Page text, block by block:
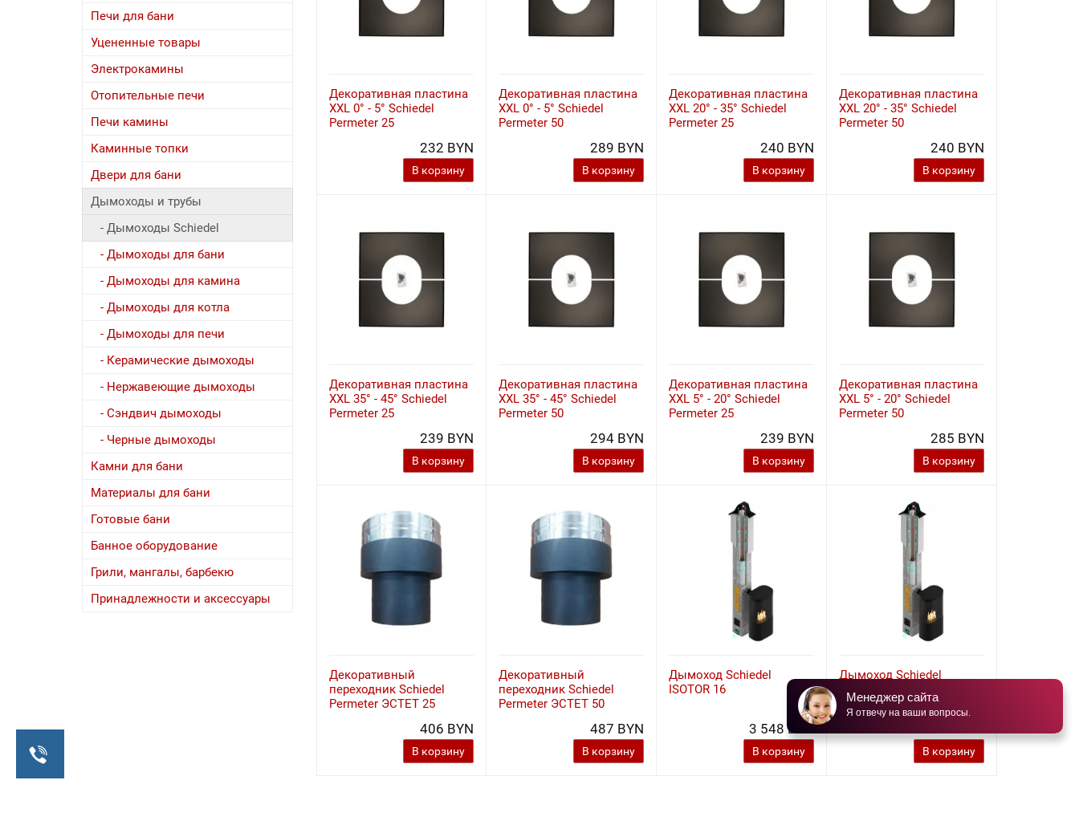
Печи для бани
Уцененные товары
Электрокамины
Отопительные печи
Печи камины
Каминные топки
Двери для бани
Дымоходы и трубы
- Дымоходы Schiedel
- Дымоходы для бани
- Дымоходы для камина
- Дымоходы для котла
- Дымоходы для печи
- Керамические дымоходы
- Нержавеющие дымоходы
- Сэндвич дымоходы
- Черные дымоходы
Камни для бани
Материалы для бани
Готовые бани
Банное оборудование
Грили, мангалы, барбекю
Принадлежности и аксессуары
Декоративная пластина
XXL 0° - 5° Schiedel
Permeter 25
232 BYN
В корзину
Декоративная пластина
XXL 0° - 5° Schiedel
Permeter 50
289 BYN
В корзину
Декоративная пластина
XXL 20° - 35° Schiedel
Permeter 25
240 BYN
В корзину
Декоративная пластина
XXL 20° - 35° Schiedel
Permeter 50
240 BYN
В корзину
Декоративная пластина
XXL 35° - 45° Schiedel
Permeter 25
239 BYN
В корзину
Декоративная пластина
XXL 35° - 45° Schiedel
Permeter 50
294 BYN
В корзину
Декоративная пластина
XXL 5° - 20° Schiedel
Permeter 25
239 BYN
В корзину
Декоративная пластина
XXL 5° - 20° Schiedel
Permeter 50
285 BYN
В корзину
Декоративный
переходник Schiedel
Permeter ЭСТЕТ 25
406 BYN
В корзину
Декоративный
переходник Schiedel
Permeter ЭСТЕТ 50
487 BYN
В корзину
Дымоход Schiedel
ISOTOR 16
3 548 BYN
В корзину
Дымоход Schiedel
ISOTOR 20
В корзину
Менеджер сайта
Я отвечу на ваши вопросы.